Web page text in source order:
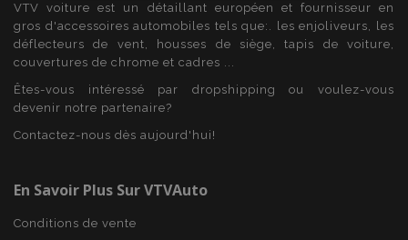
VTV voiture est un détaillant européen et fournisseur en
gros d'accessoires automobiles tels que:. les enjoliveurs, les
déflecteurs de vent, housses de siège, tapis de voiture,
couvertures de chrome et cadres ...
Êtes-vous intéressé par dropshipping ou voulez-vous
devenir notre partenaire?
Contactez-nous dès aujourd'hui!
En Savoir Plus Sur VTVAuto
Conditions de vente
Fonctionnalité
Strictement nécessaires